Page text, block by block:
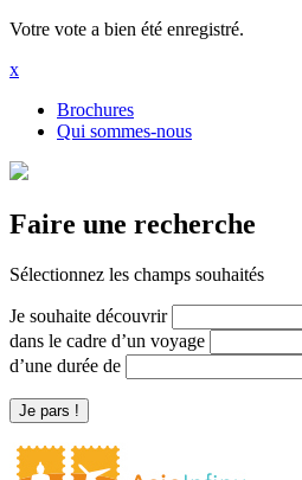
Votre vote a bien été enregistré.
x
Brochures
Qui sommes-nous
Faire une recherche
Sélectionnez les champs souhaités
Je souhaite découvrir
dans le cadre d’un voyage
d’une durée de
Je pars !